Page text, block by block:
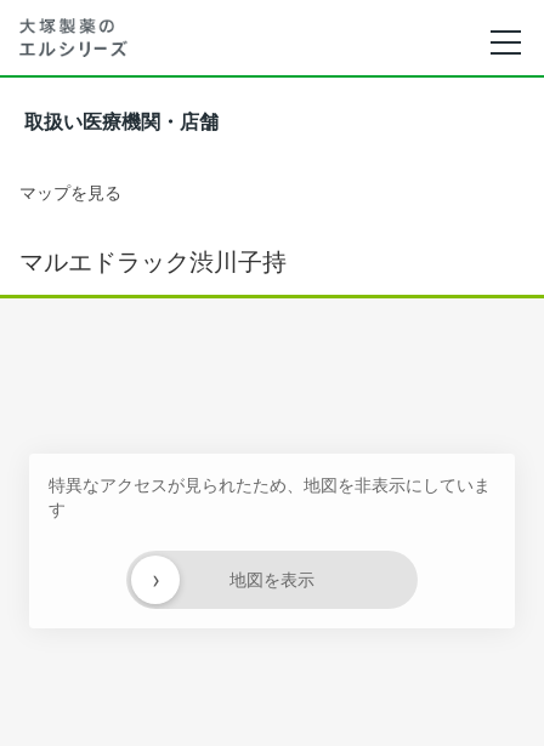
取扱い医療機関・店舗
マップを見る
マルエドラック渋川子持
特異なアクセスが見られたため、地図を非表示にしていま
す
地図を表示
›